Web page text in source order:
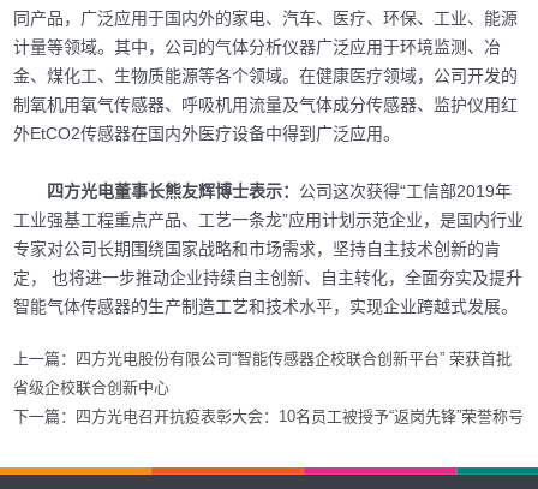
同产品，广泛应用于国内外的家电、汽车、医疗、环保、工业、能源
计量等领域。其中，公司的气体分析仪器广泛应用于环境监测、冶
金、煤化工、生物质能源等各个领域。在健康医疗领域，公司开发的
制氧机用氧气传感器、呼吸机用流量及气体成分传感器、监护仪用红
外EtCO2传感器在国内外医疗设备中得到广泛应用。
四方光电董事长熊友辉博士表示： 公司这次获得“工信部2019年
工业强基工程重点产品、工艺一条龙”应用计划示范企业，是国内行业
专家对公司长期围绕国家战略和市场需求，坚持自主技术创新的肯
定， 也将进一步推动企业持续自主创新、自主转化，全面夯实及提升
智能气体传感器的生产制造工艺和技术水平，实现企业跨越式发展。
上一篇： 四方光电股份有限公司“智能传感器企校联合创新平台” 荣获首批
省级企校联合创新中心
下一篇： 四方光电召开抗疫表彰大会：10名员工被授予“返岗先锋”荣誉称号